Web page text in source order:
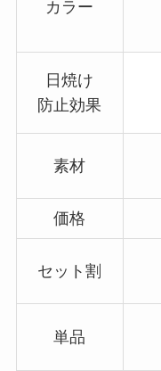
カラー
日焼け
防止効果
素材
価格
セット割
単品